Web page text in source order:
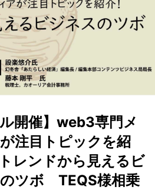
ル開催】web3専門メ
注目トピックを紹
レンドから見えるビ
ツボ TEQS様相乗